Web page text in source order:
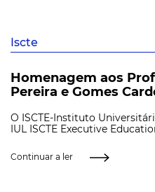
Iscte
Homenagem aos
Pereira e Gomes
O ISCTE-Instituto
IUL ISCTE Executive
Continuar a ler